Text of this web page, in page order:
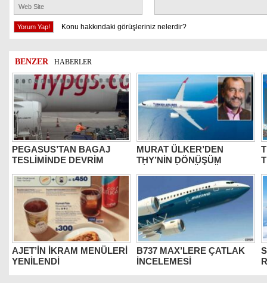
Konu hakkındaki görüşleriniz nelerdir?
BENZER HABERLER
PEGASUS’TAN BAGAJ
TESLİMİNDE DEVRİM
MURAT ÜLKER’DEN
THY’NİN DÖNÜŞÜM
AJET’İN İKRAM MENÜLERİ
YENİLENDİ
B737 MAX’LERE ÇATLAK
İNCELEMESİ